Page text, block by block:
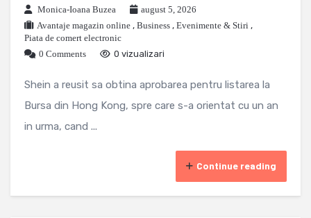
Monica-Ioana Buzea
august 5, 2026
Avantaje magazin online , Business , Evenimente & Stiri ,
Piata de comert electronic
0 Comments
0 vizualizari
Shein a reusit sa obtina aprobarea pentru listarea la
Bursa din Hong Kong, spre care s-a orientat cu un an
in urma, cand ...
Continue reading